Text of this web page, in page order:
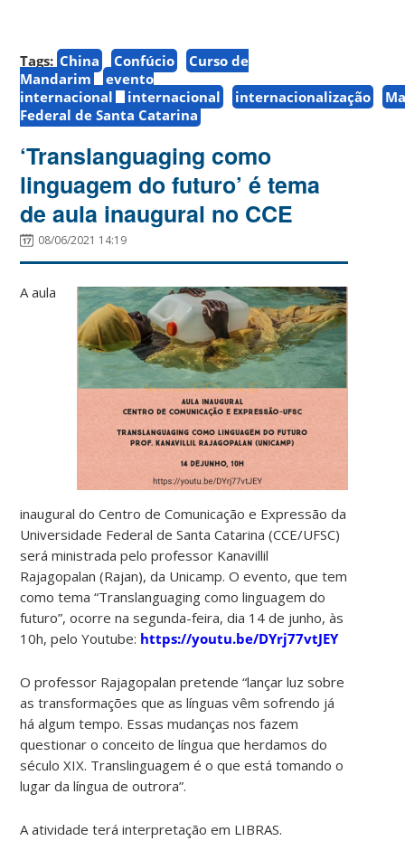
Tags: China Confúcio
Curso de
Mandarim
evento
internacional
internacional internacionalização
Federal de Santa Catarina
‘Translanguaging como
linguagem do futuro’ é tema
de aula inaugural no CCE
08/06/2021 14:19
A aula
inaugural do Centro de Comunicação e Expressão da
Universidade Federal de Santa Catarina (CCE/UFSC)
será ministrada pelo professor Kanavillil
Rajagopalan (Rajan), da Unicamp. O evento, que tem
como tema “Translanguaging como linguagem do
futuro”, ocorre na segunda-feira, dia 14 de junho, às
10h, pelo Youtube: https://youtu.be/DYrj77vtJEY
O professor Rajagopalan pretende “lançar luz sobre
as transformações que as línguas vêm sofrendo já
há algum tempo. Essas mudanças nos fazem
questionar o conceito de língua que herdamos do
século XIX. Translinguagem é o que está tomando o
lugar da língua de outrora”.
A atividade terá interpretação em LIBRAS.